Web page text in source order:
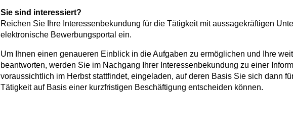
Sie sind interessiert?
Reichen Sie Ihre Interessenbekundung für die Tätigkeit mit aussagekräftigen
elektronische Bewerbungsportal ein.
Um Ihnen einen genaueren Einblick in die Aufgaben zu ermöglichen und Ihre
beantworten, werden Sie im Nachgang Ihrer Interessenbekundung zu einer
voraussichtlich im Herbst stattfindet, eingeladen, auf deren Basis Sie sich dann
Tätigkeit auf Basis einer kurzfristigen Beschäftigung entscheiden können.